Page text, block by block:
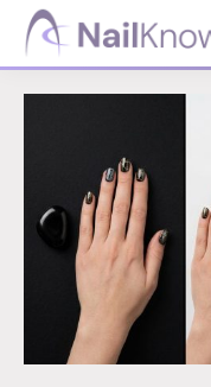
Saltar
Saltar
Conocimientos
de